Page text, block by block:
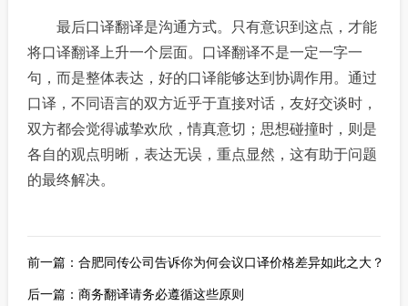
最后口译翻译是沟通方式。只有意识到这点，才能
将口译翻译上升一个层面。口译翻译不是一定一字一
句，而是整体表达，好的口译能够达到协调作用。通过
口译，不同语言的双方近乎于直接对话，友好交谈时，
双方都会觉得诚挚欢欣，情真意切；思想碰撞时，则是
各自的观点明晰，表达无误，重点显然，这有助于问题
的最终解决。
前一篇：合肥同传公司告诉你为何会议口译价格差异如此之大？
后一篇：商务翻译请务必遵循这些原则